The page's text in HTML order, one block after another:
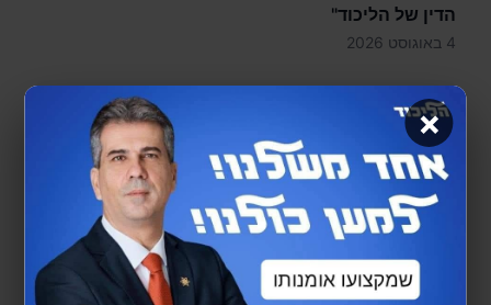
הדין של הליכוד"
4 באוגוסט 2026
×